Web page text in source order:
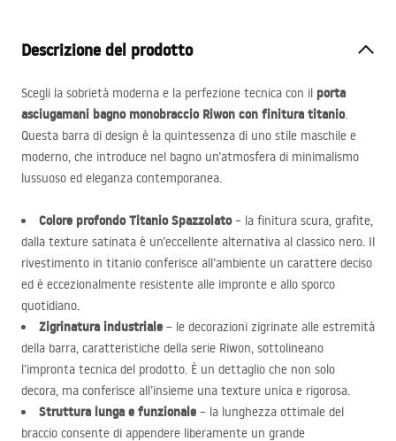
Descrizione del prodotto
Scegli la sobrietà moderna e la perfezione tecnica con il porta
asciugamani bagno monobraccio Riwon con finitura titanio.
Questa barra di design è la quintessenza di uno stile maschile e
moderno, che introduce nel bagno un’atmosfera di minimalismo
lussuoso ed eleganza contemporanea.
Colore profondo Titanio Spazzolato– la finitura scura, grafite,
dalla texture satinata è un’eccellente alternativa al classico nero. Il
rivestimento in titanio conferisce all’ambiente un carattere deciso
ed è eccezionalmente resistente alle impronte e allo sporco
quotidiano.
Zigrinatura industriale – le decorazioni zigrinate alle estremità
della barra, caratteristiche della serie Riwon, sottolineano
l’impronta tecnica del prodotto. È un dettaglio che non solo
decora, ma conferisce all’insieme una texture unica e rigorosa.
Struttura lunga e funzionale – la lunghezza ottimale del
braccio consente di appendere liberamente un grande